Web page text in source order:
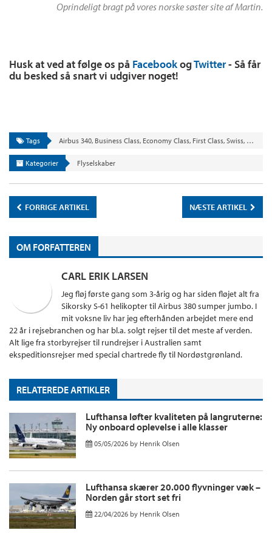
Oprindeligt bragt på vores norske søster site af Martin.
Husk at ved at følge os på FacebookogTwitter- Så får
du besked så snart vi udgiver noget!
Tags Airbus 340, Business Class, Economy Class, First Class, Swiss, Swiss
Kategorier Flyselskaber
FORRIGE ARTIKEL NÆSTE ARTIKEL
OM FORFATTEREN
CARL ERIK LARSEN
Jeg fløj første gang som 3-årig og har siden fløjet alt fra
Sikorsky S-61 helikopter til Airbus 380 sumper jumbo. I
mit voksne liv har jeg efterhånden arbejdet mere end
22 år i rejsebranchen og har bl.a. solgt rejser til det meste af verden.
Alt lige fra storbyrejser til rundrejser i Australien samt
ekspeditionsrejser med special chartrede fly til Nordøstgrønland.
RELATEREDE ARTIKLER
Lufthansa løfter kvaliteten på langruterne:
Ny onboard oplevelse i alle klasser
05/05/2026 by Henrik Olsen
Lufthansa skærer 20.000 flyvninger væk –
Norden går stort set fri
22/04/2026 by Henrik Olsen